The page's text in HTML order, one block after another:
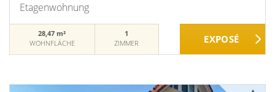
Etagenwohnung
28,47 m²
WOHNFLÄCHE
1
ZIMMER